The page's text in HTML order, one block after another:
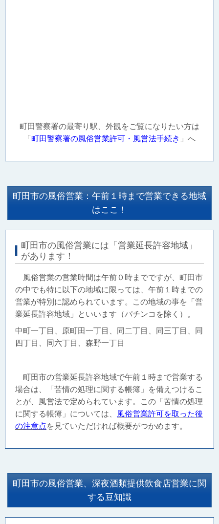
町田警察署の最寄り駅、外観をご覧になりたい方は
「 町田警察署の風俗営業許可・風営法手続き 」へ
町田市の風俗営業：午前１時まで営業できる地域
はここ！
町田市の風俗営業には「営業延長許容地域」
があります！
風俗営業の営業時間は午前０時までですが、町田市
の中でも特に以下の地域に限っては、午前１時までの
営業が特別に認められています。この地域の事を「営
業延長許容地域」といいます （パチンコを除く） 。
中町一丁目、原町田一丁目、同二丁目、同三丁目、同
四丁目、同六丁目、森野一丁目
町田市の営業延長許容地域で午前１時まで営業する
場合は、「苦情の処理に関する帳簿」を備えつけるこ
とが、風営法で定められています。この「苦情の処理
に関する帳簿」については、
風俗営業許可を取った後
の注意点を見ていただければ概要がつかめます。
町田市の風俗営業、深夜酒類提供飲食店営業に関
する豆知識